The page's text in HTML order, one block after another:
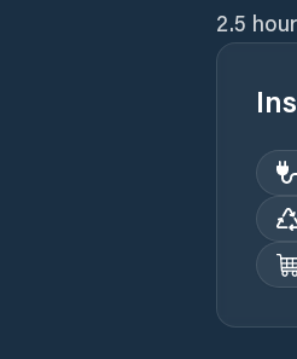
2.5